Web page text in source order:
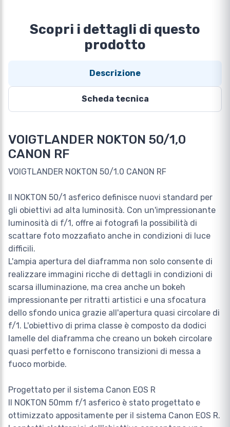
Scopri i dettagli di questo
prodotto
Descrizione
Scheda tecnica
VOIGTLANDER NOKTON 50/1,0
CANON RF
VOIGTLANDER NOKTON 50/1.0 CANON RF
Il NOKTON 50/1 asferico definisce nuovi standard per
gli obiettivi ad alta luminosità. Con un'impressionante
luminosità di f/1, offre ai fotografi la possibilità di
scattare foto mozzafiato anche in condizioni di luce
difficili.
L'ampia apertura del diaframma non solo consente di
realizzare immagini ricche di dettagli in condizioni di
scarsa illuminazione, ma crea anche un bokeh
impressionante per ritratti artistici e una sfocatura
dello sfondo unica grazie all'apertura quasi circolare di
f/1. L'obiettivo di prima classe è composto da dodici
lamelle del diaframma che creano un bokeh circolare
quasi perfetto e forniscono transizioni di messa a
fuoco morbide.
Progettato per il sistema Canon EOS R
Il NOKTON 50mm f/1 asferico è stato progettato e
ottimizzato appositamente per il sistema Canon EOS R.